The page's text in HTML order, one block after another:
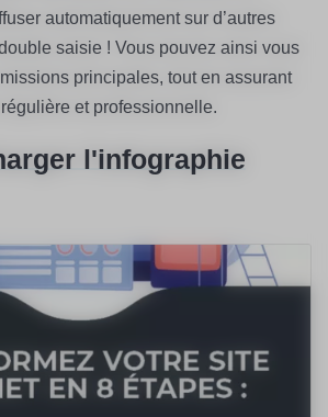
automatiquement sur d’autres
saisie ! Vous pouvez ainsi vous
principales, tout en assurant
et professionnelle.
l'infographie